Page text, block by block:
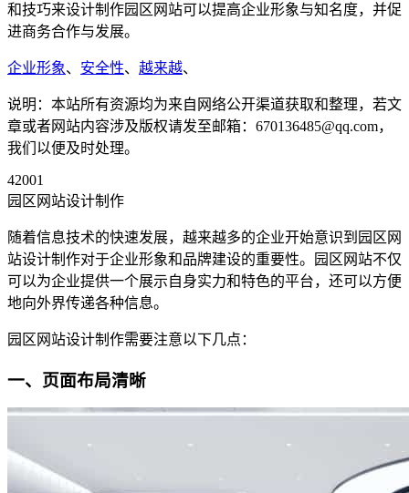
和技巧来设计制作园区网站可以提高企业形象与知名度，并促
进商务合作与发展。
企业形象、 安全性、 越来越、
说明：本站所有资源均为来自网络公开渠道获取和整理，若文
章或者网站内容涉及版权请发至邮箱：670136485@qq.com，
我们以便及时处理。
42001
园区网站设计制作
随着信息技术的快速发展，越来越多的企业开始意识到园区网
站设计制作对于企业形象和品牌建设的重要性。园区网站不仅
可以为企业提供一个展示自身实力和特色的平台，还可以方便
地向外界传递各种信息。
园区网站设计制作需要注意以下几点：
一、页面布局清晰